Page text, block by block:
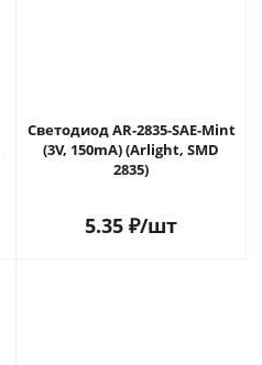
Светодиод AR-2835-SAE-Mint
(3V, 150mA) (Arlight, SMD
2835)
5.35 ₽/шт